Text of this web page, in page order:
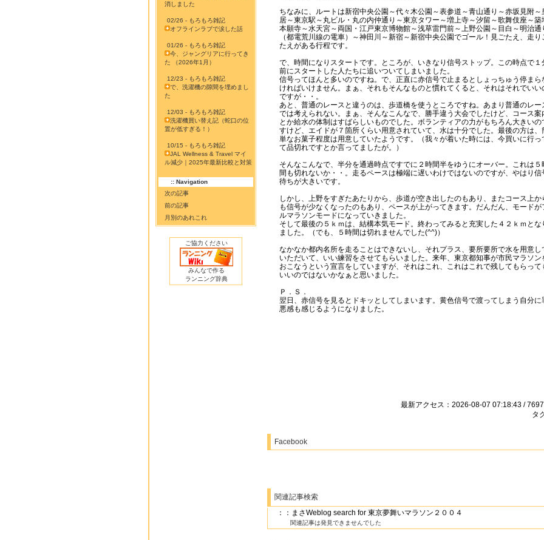
消しました
02/26 - もろもろ雑記
オフラインラブで涙した話
01/26 - もろもろ雑記
今、ジャングリアに行ってき
た （2026年1月）
12/23 - もろもろ雑記
で、洗濯機の隙間を埋めまし
た
12/03 - もろもろ雑記
洗濯機買い替え記（蛇口の位
置が低すぎる！）
10/15 - もろもろ雑記
JAL Wellness & Travel マイ
ル減少｜2025年最新比較と対策
:: Navigation
次の記事
前の記事
月別のあれこれ
ご協力ください
みんなで作る
ランニング辞典
ちなみに、ルートは新宿中央公園～代々木公園～表参道～青山通り～赤坂見附～
居～東京駅～丸ビル・丸の内仲通り～東京タワー～増上寺～汐留～歌舞伎座～築
本願寺～水天宮～両国・江戸東京博物館～浅草雷門前～上野公園～目白～明治通
（都電荒川線の電車）～神田川～新宿～新宿中央公園でゴール！見ごたえ、走り
たえがある行程です。
で、時間になりスタートです。ところが、いきなり信号ストップ。この時点で１
前にスタートした人たちに追いついてしまいました。
信号ってほんと多いのですね。で、正直に赤信号で止まるとしょっちゅう停まら
ければいけません。まぁ、それもそんなものと慣れてくると、それはそれでいい
ですが・・。
あと、普通のレースと違うのは、歩道橋を使うところですね。あまり普通のレー
では考えられない。まぁ、そんなこんなで、勝手違う大会でしたけど、コース案
とか給水の体制はすばらしいものでした。ボランティアの力がもちろん大きいの
すけど、エイドが７箇所くらい用意されていて、水は十分でした。最後の方は、
単なお菓子程度は用意していたようです。（我々が着いた時には、今買いに行っ
て品切れですとか言ってましたが。）
そんなこんなで、半分を通過時点ですでに２時間半をゆうにオーバー。これは５
間も切れないか・・。走るペースは極端に遅いわけではないのですが、やはり信
待ちが大きいです。
しかし、上野をすぎたあたりから、歩道が空き出したのもあり、またコース上か
も信号が少なくなったのもあり、ペースが上がってきます。だんだん、モードが
ルマラソンモードになっていきました。
そして最後の５ｋｍは、結構本気モード。終わってみると充実した４２ｋｍとな
ました。（でも、５時間は切れませんでした(^^)）
なかなか都内名所を走ることはできないし、それプラス、要所要所で水を用意し
いただいて、いい練習をさせてもらいました。来年、東京都知事が市民マラソン
おこなうという宣言をしていますが、それはこれ、これはこれで残してもらって
いいのではないかなぁと思いました。
Ｐ．Ｓ．
翌日、赤信号を見るとドキッとしてしまいます。黄色信号で渡ってしまう自分に
悪感も感じるようになりました。
最新アクセス：2026-08-07 07:18:43 / 7697
タ
Facebook
関連記事検索
：：まさWeblog search for 東京夢舞いマラソン２００４
関連記事は発見できませんでした